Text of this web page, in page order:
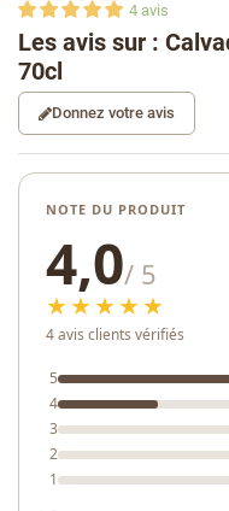
Les avis sur :
70cl
4 avis
Donnez votre avis
NOTE DU PRODUIT
4,0/ 5
★★★★★
4 avis clients vérifiés
5
4
3
2
1